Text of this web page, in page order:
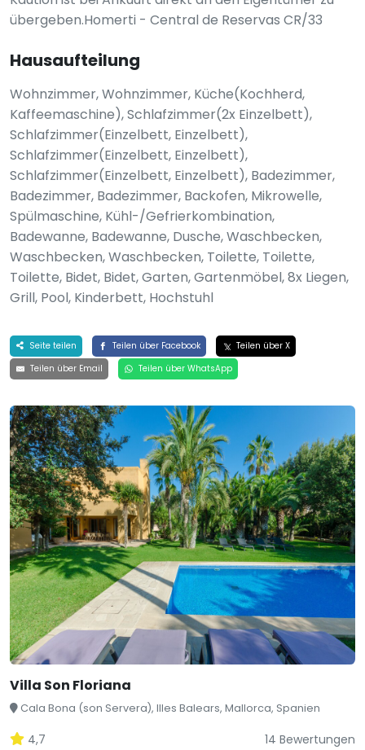
übergeben.Homerti - Central de Reservas CR/33
Hausaufteilung
Wohnzimmer, Wohnzimmer, Küche(Kochherd,
Kaffeemaschine), Schlafzimmer(2x Einzelbett),
Schlafzimmer(Einzelbett, Einzelbett),
Schlafzimmer(Einzelbett, Einzelbett),
Schlafzimmer(Einzelbett, Einzelbett), Badezimmer,
Badezimmer, Badezimmer, Backofen, Mikrowelle,
Spülmaschine, Kühl-/Gefrierkombination,
Badewanne, Badewanne, Dusche, Waschbecken,
Waschbecken, Waschbecken, Toilette, Toilette,
Toilette, Bidet, Bidet, Garten, Gartenmöbel, 8x Liegen,
Grill, Pool, Kinderbett, Hochstuhl
Seite teilen Teilen über Facebook
Teilen über X
Teilen über Email
Teilen über WhatsApp
Villa Son Floriana
Cala Bona (son Servera), Illes Balears, Mallorca, Spanien
4,7 14 Bewertungen